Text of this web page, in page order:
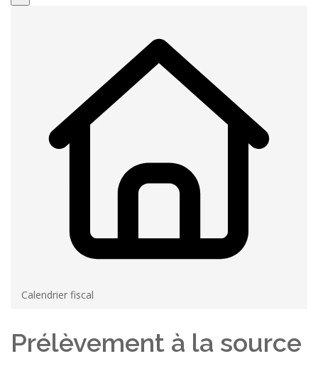
Calendrier fiscal
Prélèvement à la source